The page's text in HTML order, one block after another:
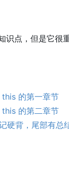
点，但是它很
的第一章节
的第二章节
硬背，尾部有总